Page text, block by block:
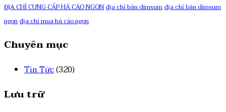
ĐỊA CHỈ CUNG CẤP HẢ CÁO NGONđịa chỉ bán dimsumđịa chỉ bán dimsum
ngonđịa chỉ mua há cảo ngon
Chuyên mục
Tin Tức(320)
Lưu trữ